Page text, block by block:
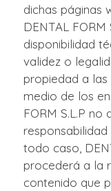
dichas páginas
DENTAL
disponibilidad
validez o
propiedad a
medio de los
FORM S.L.P no
todo caso,
procederá a la
contenido que